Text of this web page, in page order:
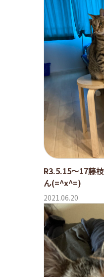
R3.5.15〜17藤
ん(=^x^=)
2021.06.20